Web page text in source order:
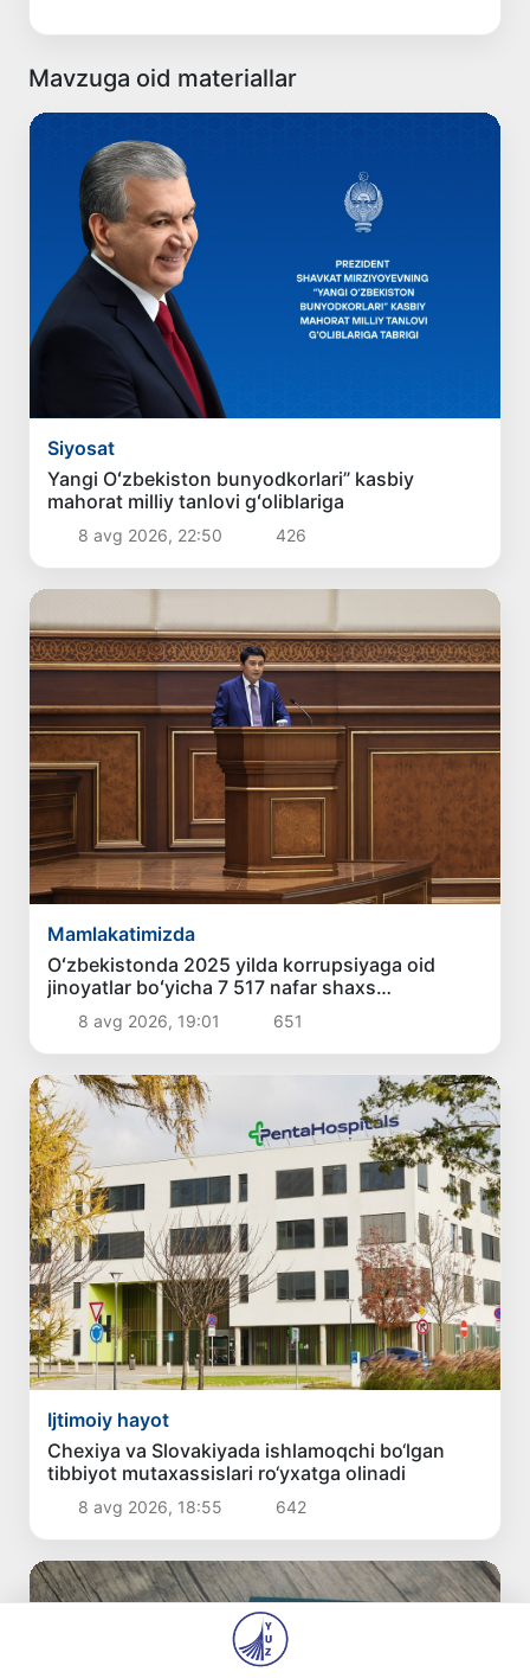
Mavzuga oid materiallar
Siyosat
Yangi Oʻzbekiston bunyodkorlari” kasbiy
mahorat milliy tanlovi gʻoliblariga
8 avg 2026, 22:50 426
Mamlakatimizda
Oʻzbekistonda 2025 yilda korrupsiyaga oid
jinoyatlar boʻyicha 7 517 nafar shaxs
javobgarlikka tortilgan
8 avg 2026, 19:01 651
Ijtimoiy hayot
Chexiya va Slovakiyada ishlamoqchi bo‘lgan
tibbiyot mutaxassislari ro‘yxatga olinadi
8 avg 2026, 18:55 642